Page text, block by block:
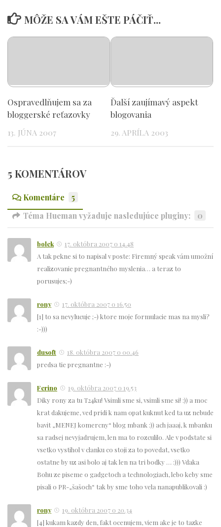
MÔŽE SA VÁM EŠTE PÁČIŤ...
Ospravedlňujem sa za
bloggerské reťazovky
13. JÚNA 2007
Ďalší zaujímavý aspekt
blogovania
29. APRÍLA 2003
5 KOMENTÁROV
Komentáre
5
Téma Hueman vyžaduje nasledujúce pluginy:
0
bolek
17. októbra 2007 o 14.48
A tak pekne si to napisal v poste: Firemný speak vám umožní
realizovanie pregnantného myslenia… a teraz to
porusujes;-)
rony
17. októbra 2007 o 16.50
[1] to sa nevylucuje ;-) ktore moje formulacie mas na mysli?
:-)))
dusoft
18. októbra 2007 o 00.46
predsa tie pregnantne :-)
Ferino
19. októbra 2007 o 19.53
Diky rony za tu T24ku! Vsimli sme si, vsimli sme si! :)) a moc
krat dakujeme, ved pridi k nam opat kuknut ked ta uz nebude
bavit „MENEJ komercny“ blog mbank :)) ach jaaaj, k mbanku
sa radsej nevyjadrujem, len ma to rozculilo. Ale v podstate si
vsetko vystihol v clanku co stoji za to povedat, vsetko
ostatne by uz asi bolo aj tak len na tri bodky … :))) Vdaka
Bohu ze piseme o gadgetoch a technologiach, lebo keby sme
pisali o PR-„šašoch“ tak by sme toho vela nanapublikovali :)
rony
19. októbra 2007 o 20.34
[4] kukam kazdy den, fakt ocenujem, viem ake je to tazke